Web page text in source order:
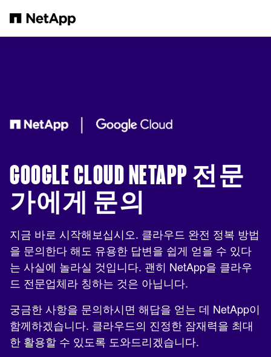
GOOGLE CLOUD NETAPP 전문
가에게 문의
지금 바로 시작해보십시오. 클라우드 완전 정복 방법
을 문의한다 해도 유용한 답변을 쉽게 얻을 수 있다
는 사실에 놀라실 것입니다. 괜히 NetApp을 클라우
드 전문업체라 칭하는 것은 아닙니다.
궁금한 사항을 문의하시면 해답을 얻는 데 NetApp이
함께하겠습니다. 클라우드의 진정한 잠재력을 최대
한 활용할 수 있도록 도와드리겠습니다.